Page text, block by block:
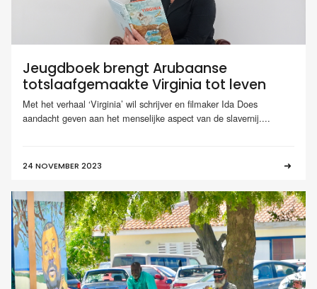
Jeugdboek brengt Arubaanse
totslaafgemaakte Virginia tot leven
Met het verhaal ‘Virginia’ wil schrijver en filmaker Ida Does
aandacht geven aan het menselijke aspect van de slavernij....
24 NOVEMBER 2023